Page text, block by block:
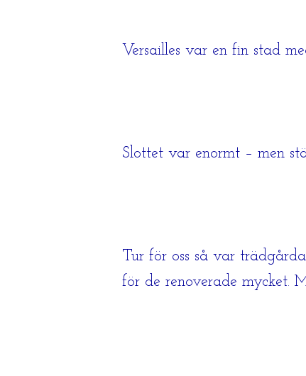
Versailles var en fin stad
Slottet var enormt – men
Tur för oss så var
för de renoverade mycket.